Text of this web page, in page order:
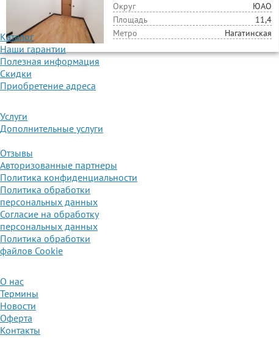
Округ
ЮАО
Площадь
11,4
Метро
Нагатинская
Каталог
Наши гарантии
Полезная информация
Скидки
Приобретение адреса
Услуги
Дополнительные услуги
Отзывы
Авторизованные партнеры
Политика конфиденциальности
Политика обработки
персональных данных
Согласие на обработку
персональных данных
Политика обработки
файлов Cookie
О нас
Термины
Новости
Оферта
Контакты